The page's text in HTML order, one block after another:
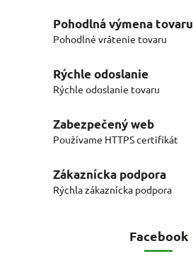
Pohodlná výmena tovaru
Pohodlné vrátenie tovaru
Rýchle odoslanie
Rýchle odoslanie tovaru
Zabezpečený web
Používame HTTPS certifikát
Zákaznícka podpora
Rýchla zákaznícka podpora
Facebook